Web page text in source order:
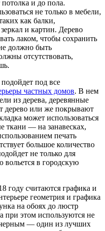
и до пола.
не только в мебели,
как балки,
и картин. Дерево
лаком, чтобы сохранить
должно быть
отсутствовать,
под все
частных домов. В нем
из дерева, деревянные
дерево или же покрывают
может использоваться
ткани — на занавесках,
печать
большое количество
не только для
вольется в городскую
году считаются графика и
геометрия и графика
на обоях до люстр
при этом используются не
черным — один из лучших